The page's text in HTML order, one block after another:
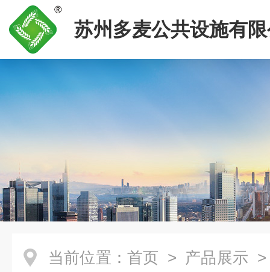
苏州多麦公共设施有
当前位置： 首页 > 产品展示